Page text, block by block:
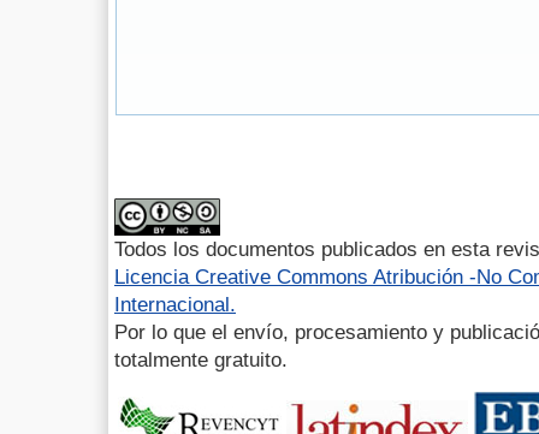
Todos los documentos publicados en esta
Licencia Creative Commons Atribución -No
Internacional.
Por lo que el envío, procesamiento y
totalmente gratuito.